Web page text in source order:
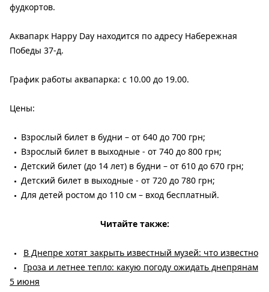
фудкортов.
Аквапарк Happy Day находится по адресу Набережная
Победы 37-д.
График работы аквапарка: с 10.00 до 19.00.
Цены:
Взрослый билет в будни – от 640 до 700 грн;
Взрослый билет в выходные - от 740 до 800 грн;
Детский билет (до 14 лет) в будни – от 610 до 670 грн;
Детский билет в выходные - от 720 до 780 грн;
Для детей ростом до 110 см – вход бесплатный.
Читайте также:
В Днепре хотят закрыть известный музей: что известно
Гроза и летнее тепло: какую погоду ожидать днепрянам
5 июня